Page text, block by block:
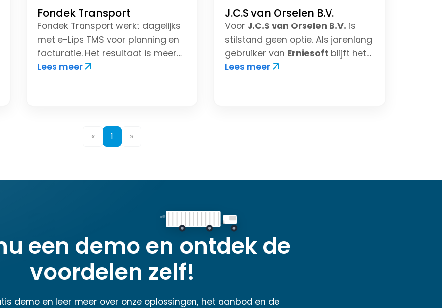
Fondek Transport
Fondek Transport werkt dagelijks
met e-Lips TMS voor planning en
facturatie. Het resultaat is meer
overzicht, minder handmatig werk
grip op de dagelijkse operatie.
Lees meer
J.C.S van Orselen B.V.
Voor J.C.S van Orselen B.V. is
stilstand geen optie. Als jarenlang
gebruiker van Erniesoft blijft het
bedrijf continu investeren in
Lees meer
« 1 »
een demo en ontdek de
voordelen zelf!
demo en leer meer over onze oplossingen, het aanbod en de